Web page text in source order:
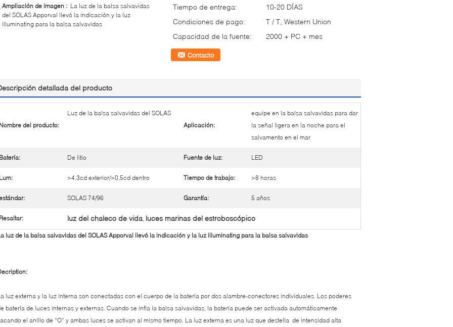
Ampliación de imagen : La luz de la balsa salvavidas
del SOLAS Apporval llevó la indicación y la luz
illuminating para la balsa salvavidas
Tiempo de entrega:
10-20 DÍAS
Condiciones de pago:
T / T, Western Union
Capacidad de la fuente:
2000 + PC + mes
Contacto
detallada del producto
del producto:
Luz de la balsa salvavidas del SOLAS
Aplicación:
equipe en la balsa salvavidas para dar
la señal ligera en la noche para el
salvamento en el mar
De litio Fuente de luz: LED
>4.3cd exterior/>0.5cd dentro Tiempo de trabajo: >8 horas
SOLAS 74/96 Garantía: 5 años
luz del chaleco de vida, luces marinas del estroboscópico
luz de la balsa salvavidas del SOLAS Apporval llevó la indicación y la luz illuminating para la balsa salvavidas
luz externa y la luz interna son conectadas con el cuerpo de la batería por dos alambre-conectores individuales. Los poderes
batería de luces internas y externas. Cuando se infla la balsa salvavidas, la batería puede ser activada automáticamente
el anillo de “O” y ambas luces se activan al mismo tiempo. La luz externa es una luz que destella de intensidad alta